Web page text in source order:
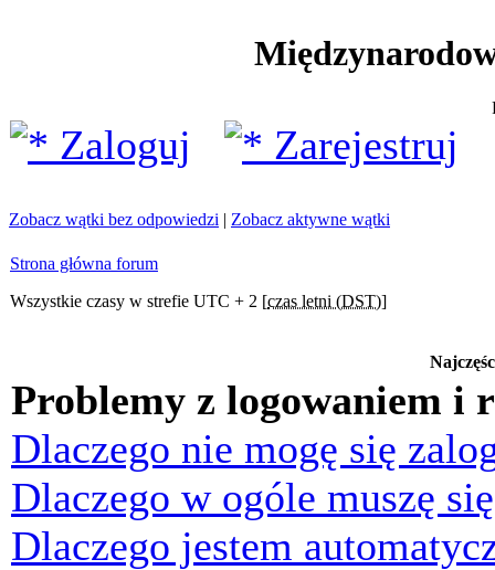
Zaloguj Zarejestruj
Zobacz wątki bez odpowiedzi | Zobacz aktywne wątki
Strona główna forum
Wszystkie czasy w strefie UTC + 2 [czas letni (DST)]
Problemy z logowaniem i
Dlaczego nie mogę się
Dlaczego w ogóle muszę
Dlaczego jestem